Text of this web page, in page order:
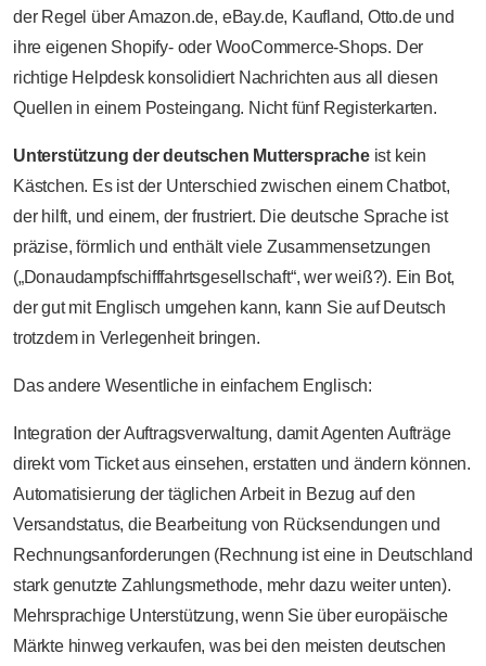
der Regel über Amazon.de, eBay.de, Kaufland, Otto.de und
ihre eigenen Shopify- oder WooCommerce-Shops. Der
richtige Helpdesk konsolidiert Nachrichten aus all diesen
Quellen in einem Posteingang. Nicht fünf Registerkarten.
Unterstützung der deutschen Mutterspracheist kein
Kästchen. Es ist der Unterschied zwischen einem Chatbot,
der hilft, und einem, der frustriert. Die deutsche Sprache ist
präzise, förmlich und enthält viele Zusammensetzungen
(„Donaudampfschifffahrtsgesellschaft“, wer weiß?). Ein Bot,
der gut mit Englisch umgehen kann, kann Sie auf Deutsch
trotzdem in Verlegenheit bringen.
Das andere Wesentliche in einfachem Englisch:
Integration der Auftragsverwaltung, damit Agenten Aufträge
direkt vom Ticket aus einsehen, erstatten und ändern können.
Automatisierung der täglichen Arbeit in Bezug auf den
Versandstatus, die Bearbeitung von Rücksendungen und
Rechnungsanforderungen (Rechnung ist eine in Deutschland
stark genutzte Zahlungsmethode, mehr dazu weiter unten).
Mehrsprachige Unterstützung, wenn Sie über europäische
Märkte hinweg verkaufen, was bei den meisten deutschen